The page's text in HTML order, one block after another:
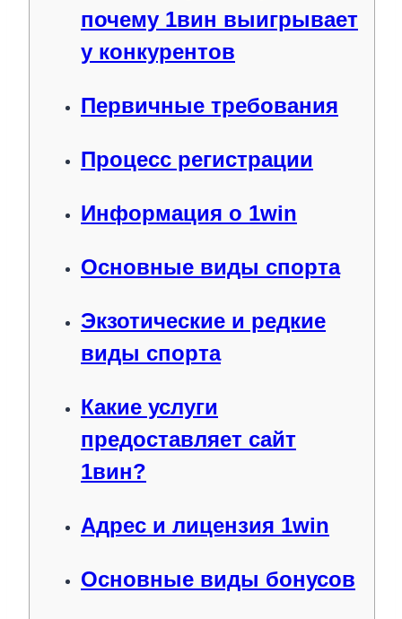
почему 1вин выигрывает
у конкурентов
Первичные требования
Процесс регистрации
Информация о 1win
Основные виды спорта
Экзотические и редкие
виды спорта
Какие услуги
предоставляет сайт
1вин?
Адрес и лицензия 1win
Основные виды бонусов